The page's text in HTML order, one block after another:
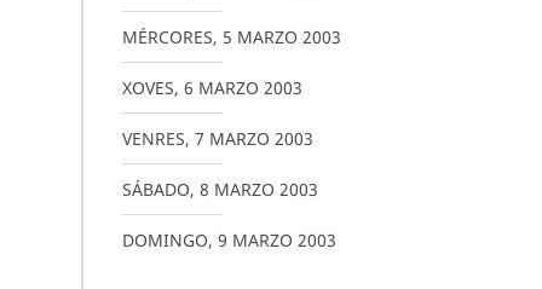
MÉRCORES, 5 MARZO 2003
XOVES, 6 MARZO 2003
VENRES, 7 MARZO 2003
SÁBADO, 8 MARZO 2003
DOMINGO, 9 MARZO 2003